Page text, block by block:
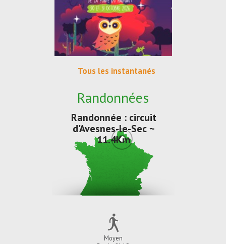
Tous les instantanés
Randonnées
Randonnée : circuit
d'Avesnes-le-Sec ~
11.4Km
Moyen